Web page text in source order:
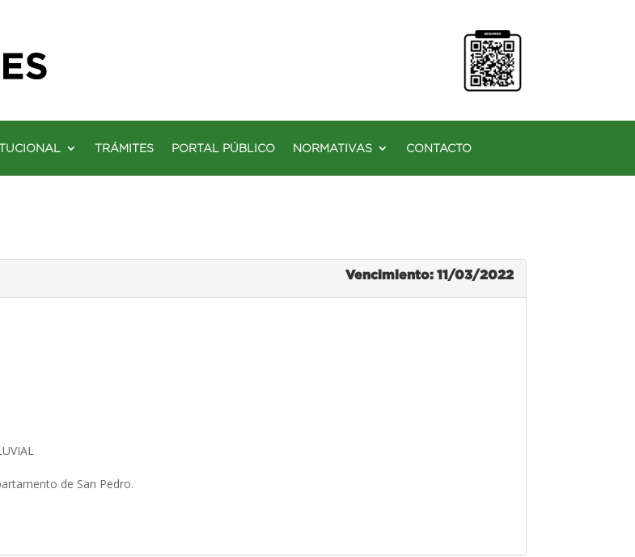
TRÁMITES PORTAL PÚBLICO NORMATIVAS CONTACTO
Vencimiento: 11/03/2022
de San Pedro.